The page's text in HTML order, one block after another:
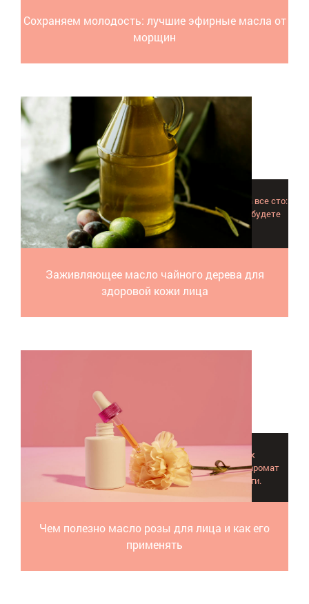
Сохраняем молодость: лучшие эфирные масла от
морщин
Заживляющее масло чайного дерева для
здоровой кожи лица
Масло чайного дерева для лица поможет выглядеть на все сто:
вы произведете самое приятное первое впечаление, будете
сиять здоровьем и самоуверенностью!
Чем полезно масло розы для лица и как его
применять
Драгоценное масло розы – одно из сильнейших
омолаживающих средств в мире эфирных масел, а аромат
пробуждает женственность, избавляет от тревоги.